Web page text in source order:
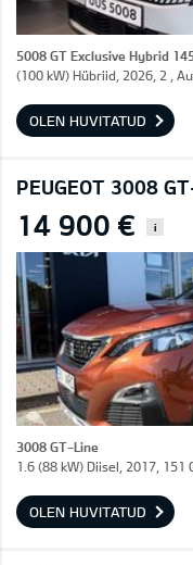
5008 GT Exclusive Hybrid
(100 kW) Hübriid, 2026, 2 ,
OLEN HUVITATUD
PEUGEOT 3008
14 900 € i
3008 GT-Line
1.6 (88 kW) Diisel, 2017,
OLEN HUVITATUD